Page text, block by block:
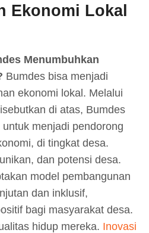
Ekonomi Lokal
Menumbuhkan
Bumdes bisa menjadi
ekonomi lokal. Melalui
di atas, Bumdes
menjadi pendorong
di tingkat desa.
dan potensi desa.
model pembangunan
dan inklusif,
bagi masyarakat desa.
hidup mereka. Inovasi